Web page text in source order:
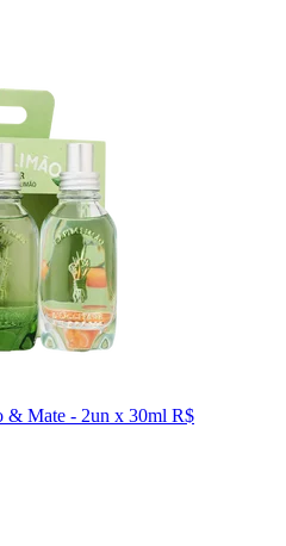
& Mate - 2un x 30ml R$